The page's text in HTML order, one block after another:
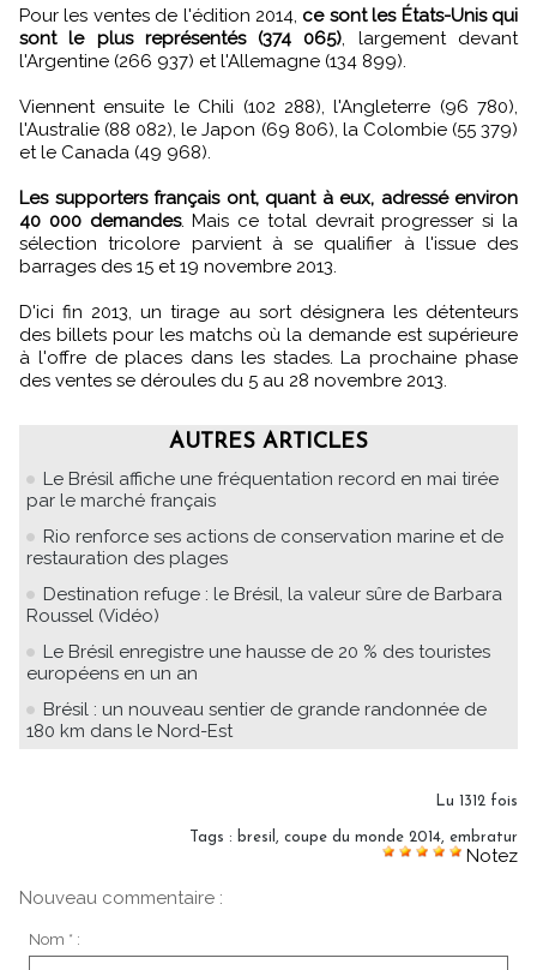
Pour les ventes de l'édition 2014, ce sont les États-Unis qui
sont le plus représentés (374 065) , largement devant
l'Argentine (266 937) et l'Allemagne (134 899).
Viennent ensuite le Chili (102 288), l'Angleterre (96 780),
l'Australie (88 082), le Japon (69 806), la Colombie (55 379)
et le Canada (49 968).
Les supporters français ont, quant à eux, adressé environ
40 000 demandes. Mais ce total devrait progresser si la
sélection tricolore parvient à se qualifier à l'issue des
barrages des 15 et 19 novembre 2013.
D'ici fin 2013, un tirage au sort désignera les détenteurs
des billets pour les matchs où la demande est supérieure
à l'offre de places dans les stades. La prochaine phase
des ventes se déroules du 5 au 28 novembre 2013.
AUTRES ARTICLES
Le Brésil affiche une fréquentation record en mai tirée
par le marché français
Rio renforce ses actions de conservation marine et de
restauration des plages
Destination refuge : le Brésil, la valeur sûre de Barbara
Roussel (Vidéo)
Le Brésil enregistre une hausse de 20 % des touristes
européens en un an
Brésil : un nouveau sentier de grande randonnée de
180 km dans le Nord-Est
Lu 1312 fois
Tags : bresil coupe du monde 2014 embratur
Notez
Nouveau commentaire :
Nom * :